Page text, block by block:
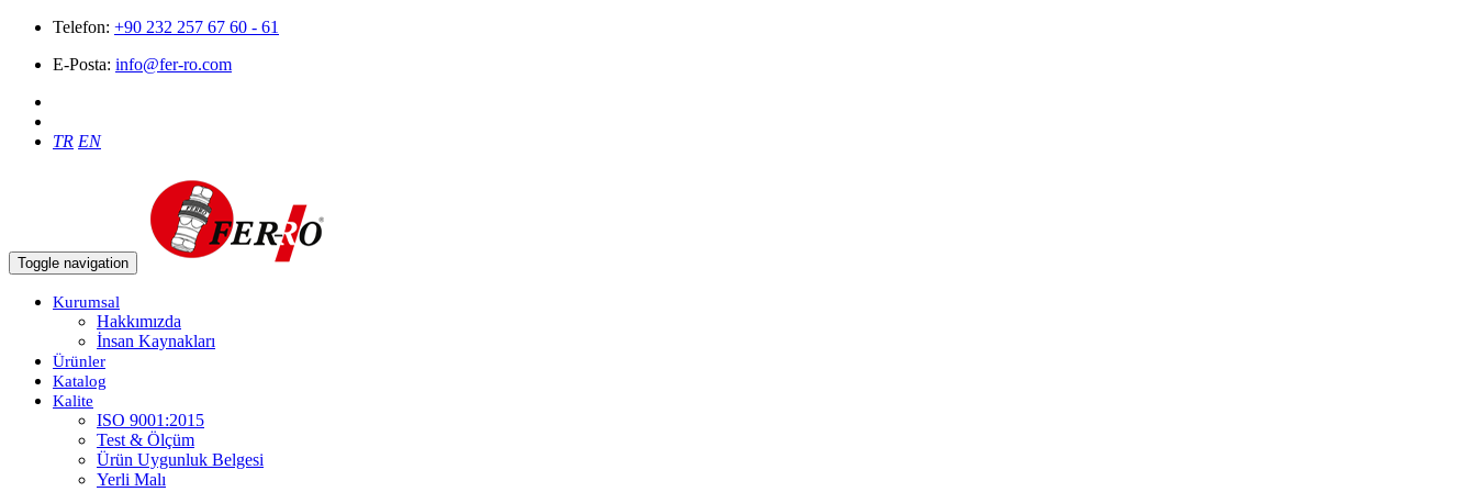
Telefon: +90 232 257 67 60 - 61
E-Posta: info@fer-ro.com
TR EN
Toggle navigation
Kurumsal
Hakkımızda
İnsan Kaynakları
Ürünler
Katalog
Kalite
ISO 9001:2015
Test & Ölçüm
Ürün Uygunluk Belgesi
Yerli Malı